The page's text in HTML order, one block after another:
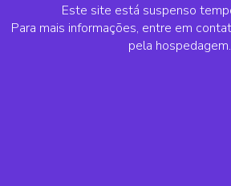
Este site está suspenso
Para mais informações, entre em
pela hospedagem.